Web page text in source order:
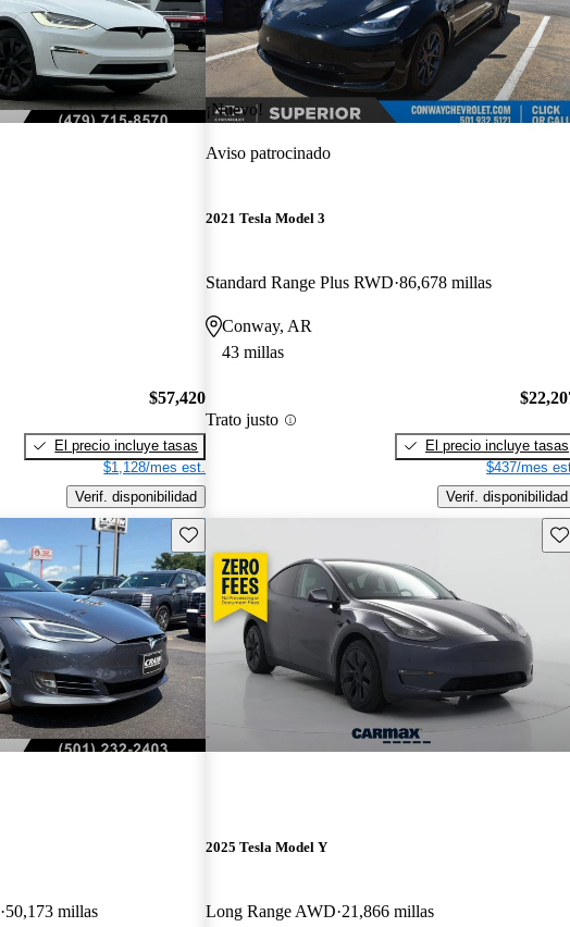
$57,420
El precio incluye tasas
$1,128/mes est.
Verif. disponibilidad
¡Nuevo!
Aviso patrocinado
2021 Tesla Model 3
Standard Range Plus RWD 86,678 millas
Conway, AR
43 millas
Trato justo
El precio incluye tasas
$437/mes
Verif. disponibilidad
Guarda este Aviso
50,173 millas
2025 Tesla Model Y
Long Range AWD 21,866 millas